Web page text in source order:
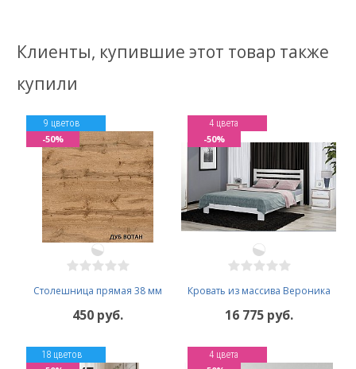
Клиенты, купившие этот товар также
купили
Столешница прямая 38 мм
9 цветов
450 руб.
-50%
Кровать из массива Вероника
4 цвета
16 775 руб.
-50%
18 цветов 4 цвета